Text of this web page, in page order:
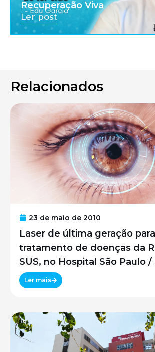
Recuperação Viva
Ler post
Relacionados
23 de maio de 2010
Laser de última geração para
tratamento de doenças da
SUS, no Hospital São Paulo /
UNIFESP
Ler mais